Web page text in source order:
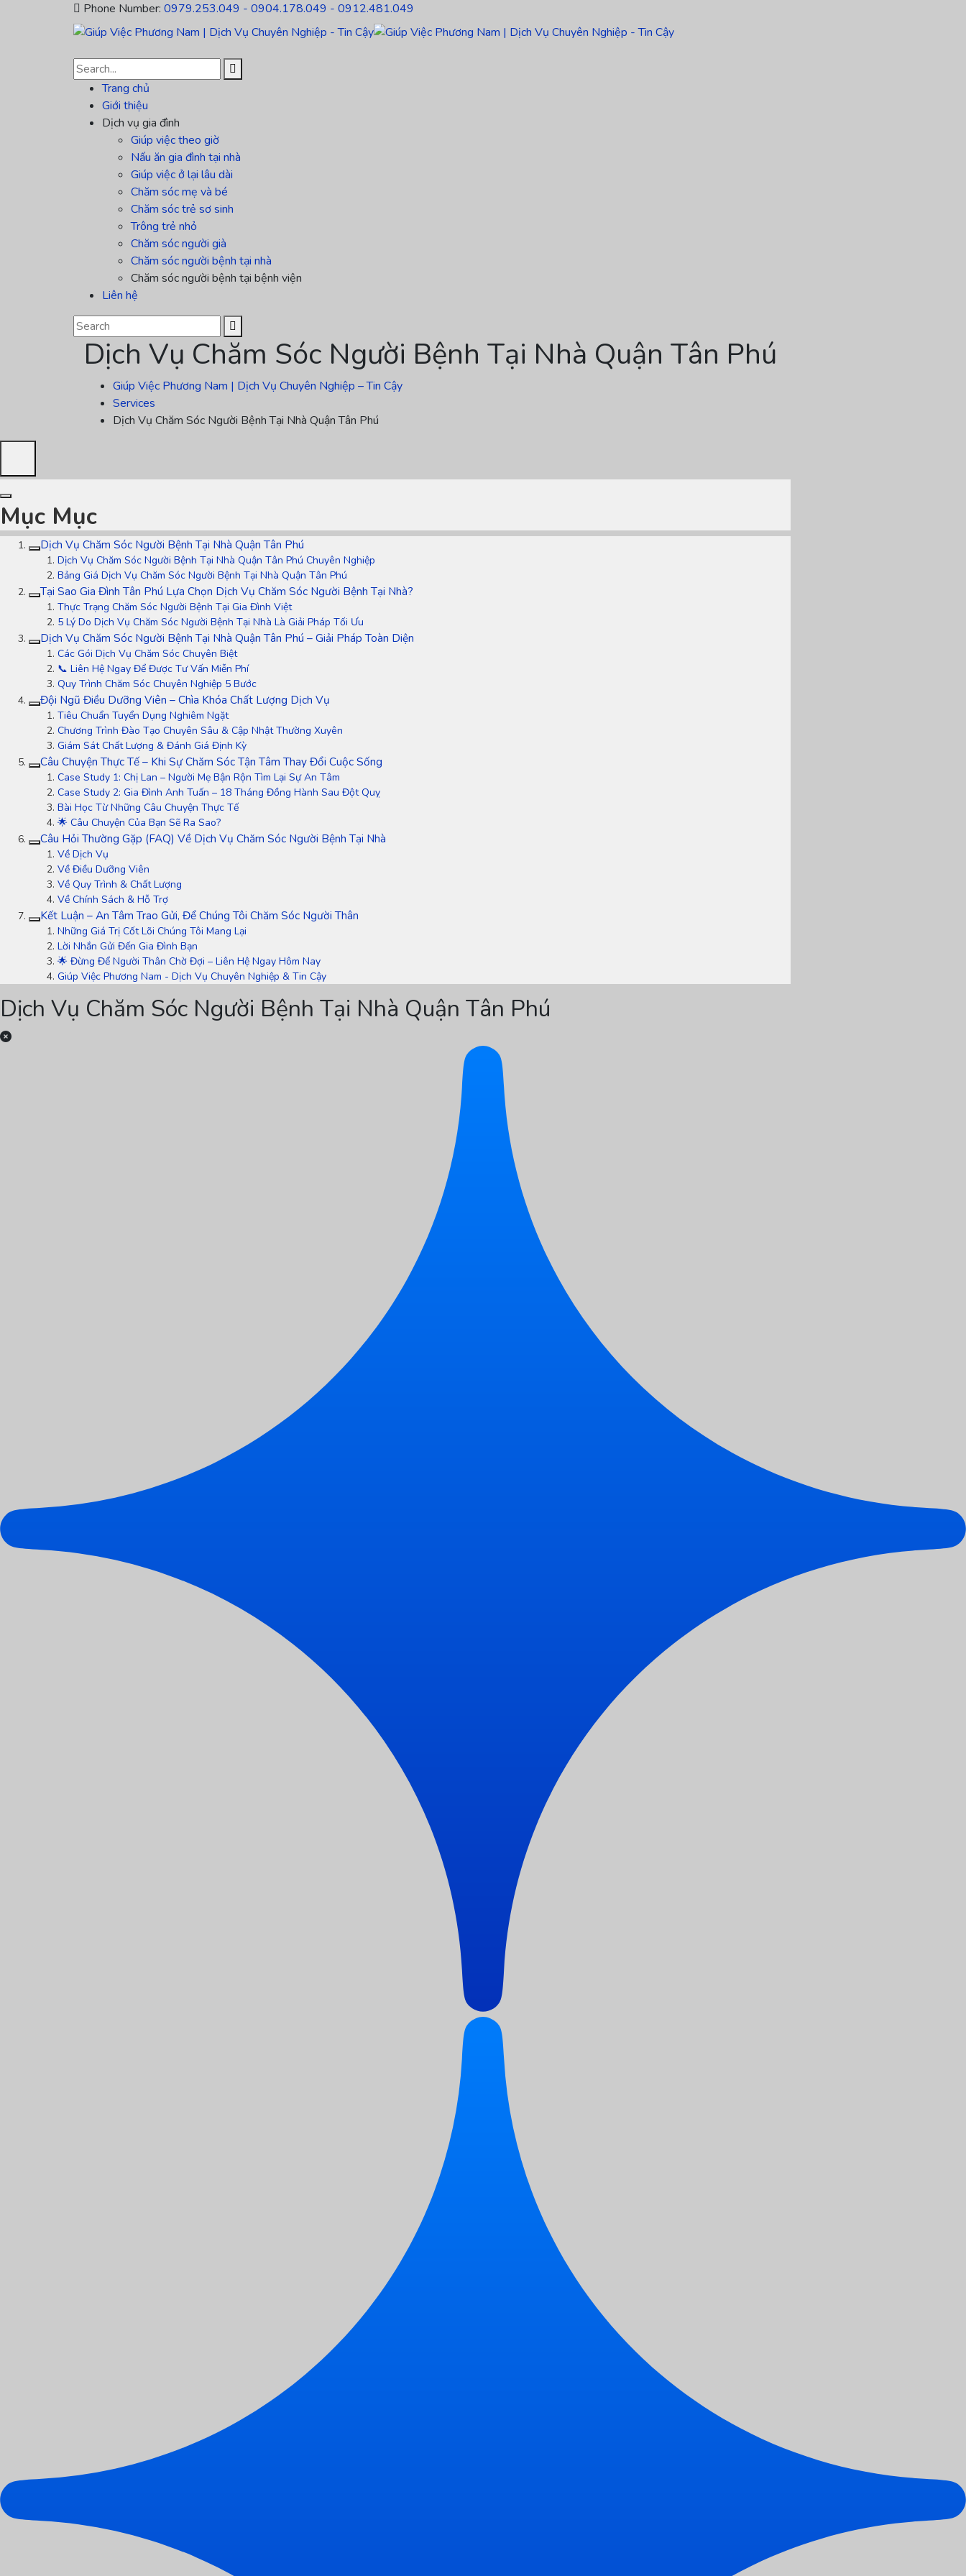
Phone Number: 0979.253.049 - 0904.178.049 - 0912.481.049
Trang chủ
Giới thiệu
Dịch vụ gia đình
Giúp việc theo giờ
Nấu ăn gia đình tại nhà
Giúp việc ở lại lâu dài
Chăm sóc mẹ và bé
Chăm sóc trẻ sơ sinh
Trông trẻ nhỏ
Chăm sóc người già
Chăm sóc người bệnh tại nhà
Chăm sóc người bệnh tại bệnh viện
Liên hệ
Dịch Vụ Chăm Sóc Người Bệnh Tại Nhà Quận Tân Phú
Giúp Việc Phương Nam | Dịch Vụ Chuyên Nghiệp – Tin Cậy
Services
Dịch Vụ Chăm Sóc Người Bệnh Tại Nhà Quận Tân Phú
Mục Mục
Dịch Vụ Chăm Sóc Người Bệnh Tại Nhà Quận Tân Phú
Dịch Vụ Chăm Sóc Người Bệnh Tại Nhà Quận Tân Phú Chuyên Nghiệp
Bảng Giá Dịch Vụ Chăm Sóc Người Bệnh Tại Nhà Quận Tân Phú
Tại Sao Gia Đình Tân Phú Lựa Chọn Dịch Vụ Chăm Sóc Người Bệnh Tại Nhà?
Thực Trạng Chăm Sóc Người Bệnh Tại Gia Đình Việt
5 Lý Do Dịch Vụ Chăm Sóc Người Bệnh Tại Nhà Là Giải Pháp Tối Ưu
Dịch Vụ Chăm Sóc Người Bệnh Tại Nhà Quận Tân Phú – Giải Pháp Toàn Diện
Các Gói Dịch Vụ Chăm Sóc Chuyên Biệt
📞 Liên Hệ Ngay Để Được Tư Vấn Miễn Phí
Quy Trình Chăm Sóc Chuyên Nghiệp 5 Bước
Đội Ngũ Điều Dưỡng Viên – Chìa Khóa Chất Lượng Dịch Vụ
Tiêu Chuẩn Tuyển Dụng Nghiêm Ngặt
Chương Trình Đào Tạo Chuyên Sâu & Cập Nhật Thường Xuyên
Giám Sát Chất Lượng & Đánh Giá Định Kỳ
Câu Chuyện Thực Tế – Khi Sự Chăm Sóc Tận Tâm Thay Đổi Cuộc Sống
Case Study 1: Chị Lan – Người Mẹ Bận Rộn Tìm Lại Sự An Tâm
Case Study 2: Gia Đình Anh Tuấn – 18 Tháng Đồng Hành Sau Đột Quỵ
Bài Học Từ Những Câu Chuyện Thực Tế
🌟 Câu Chuyện Của Bạn Sẽ Ra Sao?
Câu Hỏi Thường Gặp (FAQ) Về Dịch Vụ Chăm Sóc Người Bệnh Tại Nhà
Về Dịch Vụ
Về Điều Dưỡng Viên
Về Quy Trình & Chất Lượng
Về Chính Sách & Hỗ Trợ
Kết Luận – An Tâm Trao Gửi, Để Chúng Tôi Chăm Sóc Người Thân
Những Giá Trị Cốt Lõi Chúng Tôi Mang Lại
Lời Nhắn Gửi Đến Gia Đình Bạn
🌟 Đừng Để Người Thân Chờ Đợi – Liên Hệ Ngay Hôm Nay
Giúp Việc Phương Nam - Dịch Vụ Chuyên Nghiệp & Tin Cậy
Dịch Vụ Chăm Sóc Người Bệnh Tại Nhà Quận Tân Phú